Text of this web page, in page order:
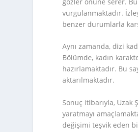
vurgulanmaktadır.
benzer durumlarla
Aynı zamanda, dizi
Bölümde, kadın
hazırlamaktadır. Bu
aktarılmaktadır.
Sonuç itibarıyla,
yaratmayı
değişimi teşvik eden